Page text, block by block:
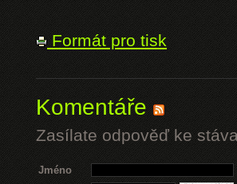
Formát pro tisk
Komentáře
Zasílate odpověď ke
Jméno